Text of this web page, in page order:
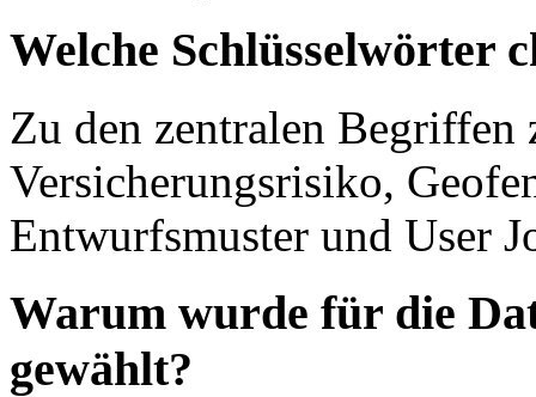
Welche Schlüsselwörter
Zu den zentralen
Versicherungsrisiko,
Entwurfsmuster und User
Warum wurde für die
gewählt?